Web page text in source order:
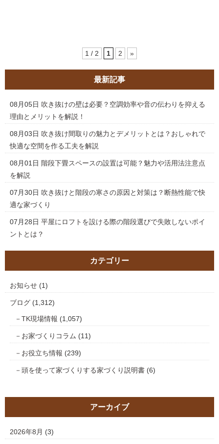
1 / 2 1 2 »
最新記事
08月05日 吹き抜けの壁は必要？空調効率や音の伝わりを抑える
理由とメリットを解説！
08月03日 吹き抜け間取りの魅力とデメリットとは？おしゃれで
快適な空間を作る工夫を解説
08月01日 階段下畳スペースの設置は可能？魅力や活用法注意点
を解説
07月30日 吹き抜けと階段の寒さの原因と対策は？断熱性能で快
適な家づくり
07月28日 平屋にロフトを設ける際の階段選びで失敗しないポイ
ントとは？
カテゴリー
お知らせ (1)
ブログ (1,312)
TK現場情報 (1,057)
お家づくりコラム (11)
お役立ち情報 (239)
頭を使って家づくりする家づくり説明書 (6)
アーカイブ
2026年8月 (3)